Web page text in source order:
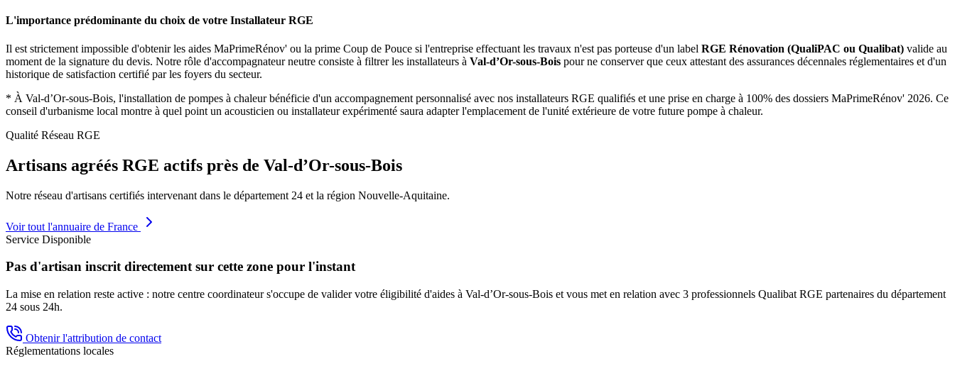
L'importance prédominante du choix de votre Installateur RGE
Il est strictement impossible d'obtenir les aides MaPrimeRénov' ou la prime Coup de Pouce si l'entreprise effectuant les travaux n'est pas porteuse d'un label RGE Rénovation (QualiPAC ou Qualibat) valide au
moment de la signature du devis. Notre rôle d'accompagnateur neutre consiste à filtrer les installateurs à Val-d’Or-sous-Bois pour ne conserver que ceux attestant des assurances décennales réglementaires et d'un
historique de satisfaction certifié par les foyers du secteur.
* À Val-d’Or-sous-Bois, l'installation de pompes à chaleur bénéficie d'un accompagnement personnalisé avec nos installateurs RGE qualifiés et une prise en charge à 100% des dossiers MaPrimeRénov' 2026. Ce
conseil d'urbanisme local montre à quel point un acousticien ou installateur expérimenté saura adapter l'emplacement de l'unité extérieure de votre future pompe à chaleur.
Qualité Réseau RGE
Artisans agréés RGE actifs près de Val-d’Or-sous-Bois
Notre réseau d'artisans certifiés intervenant dans le département 24 et la région Nouvelle-Aquitaine.
Voir tout l'annuaire de France
Service Disponible
Pas d'artisan inscrit directement sur cette zone pour l'instant
La mise en relation reste active : notre centre coordinateur s'occupe de valider votre éligibilité d'aides à Val-d’Or-sous-Bois et vous met en relation avec 3 professionnels Qualibat RGE partenaires du département
24 sous 24h.
Obtenir l'attribution de contact
Réglementations locales